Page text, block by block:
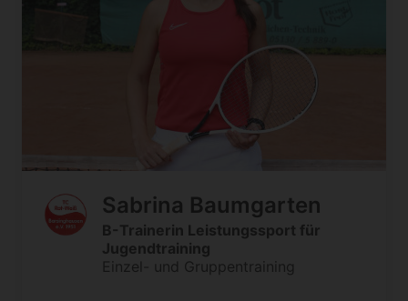
Sabrina Baumgarten
B-Trainerin Leistungssport für
Jugendtraining
Einzel- und Gruppentraining